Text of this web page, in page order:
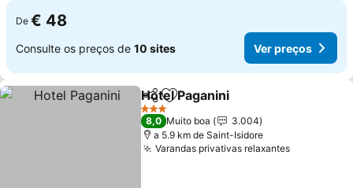
De € 48
Consulte os preços de 10 sites Ver preços
PartilharAdicionar aos favoritos
Hotel Paganini
3 Estrelas
8,0 Muito boa
3.004
a 5.9 km de Saint-Isidore
Varandas privativas relaxantesVer